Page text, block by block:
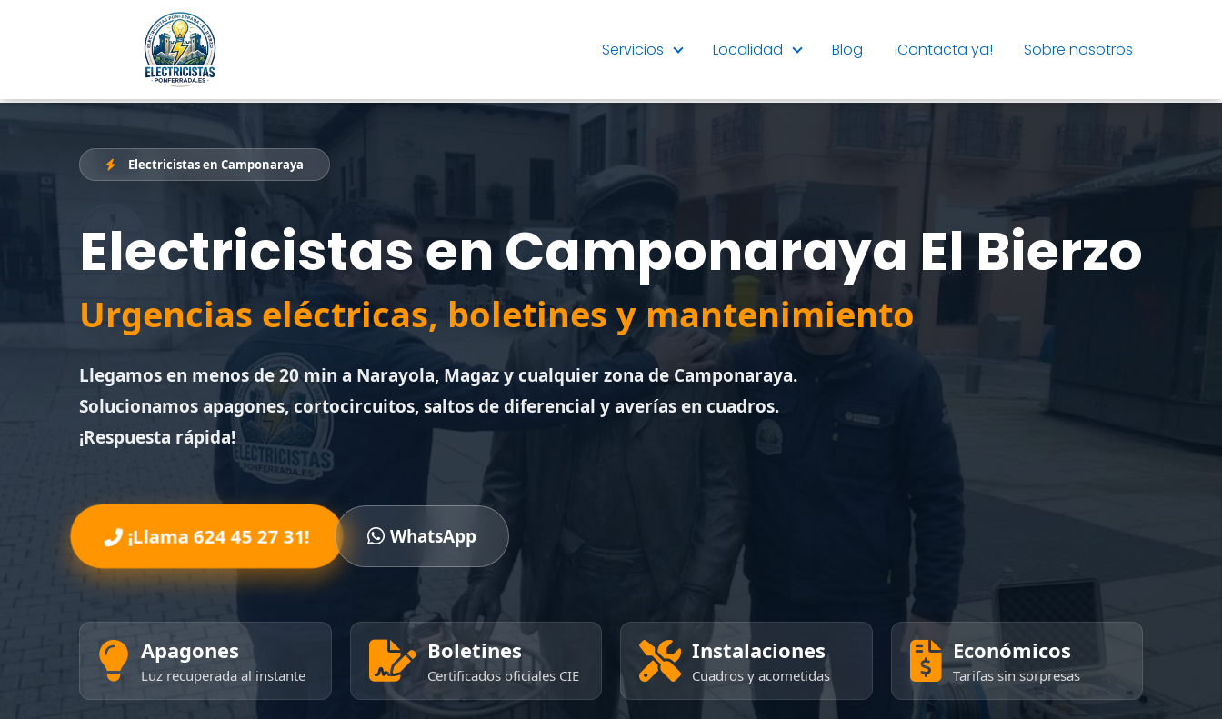
Servicios Localidad Blog ¡Contacta ya! Sobre nosotros
Electricistas en Camponaraya
Electricistas en Camponaraya El Bierzo
Urgencias eléctricas, boletines y mantenimiento
Llegamos en menos de 20 min a Narayola, Magaz y cualquier zona de Camponaraya.
Solucionamos apagones, cortocircuitos, saltos de diferencial y averías en cuadros.
¡Respuesta rápida!
¡Llama 624 45 27 31! WhatsApp
Apagones
Luz recuperada al instante
Boletines
Certificados oficiales CIE
Instalaciones
Cuadros y acometidas
Económicos
Tarifas sin sorpresas